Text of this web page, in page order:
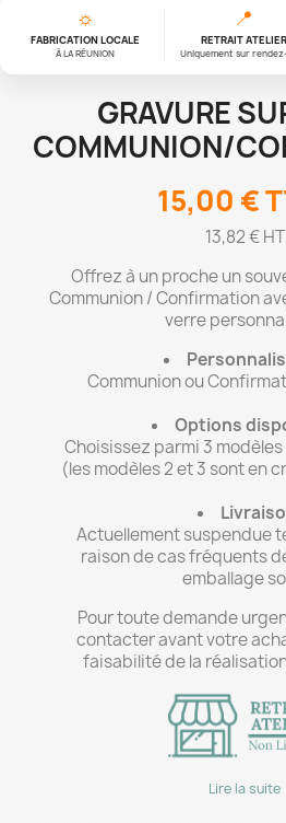
☼
FABRICATION LOCALE
À LA RÉUNION
📍
RETRAIT ATELIER
Uniquement sur
GRAVURE
COMMUNION/
15,00 €
13,82 € HT
Offrez à un proche un
Communion / Confirmation
verre
Communion ou
Options
Choisissez parmi 3
(les modèles 2 et 3 sont en
Actuellement suspendue
raison de cas fréquents
emballage
Pour toute demande
contacter avant votre
faisabilité de la
Lire la suite